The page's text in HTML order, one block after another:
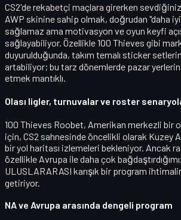
CS2'de rekabetçi maçlara girerken
AWP skinine sahip olmak, doğrudan "daha iyi
sağlamaz ama motivasyon ve oyun keyfi
sağlayabiliyor. Özellikle 100 Thieves gibi
duyurulduğunda, takım temalı sticker
artabiliyor; bu tarz dönemlerde pazar
etmek mantıklı.
Olası ligler, turnuvalar ve roster
100 Thieves Roobet, Amerikan merkezli bir
için, CS2 sahnesinde öncelikli olarak Kuzey
bir yol haritası izlemeleri bekleniyor. Ancak
özellikle Avrupa ile daha çok
ULUSLARARASI karışık bir program
getiriyor.
NA ve Avrupa arasında dengeli program